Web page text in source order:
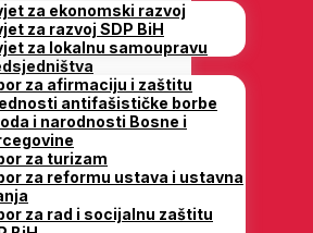
za ekonomski razvoj
za razvoj SDP BiH
za lokalnu samoupravu
za afirmaciju i zaštitu
antifašističke borbe
i narodnosti Bosne i
za turizam
za reformu ustava i ustavna
za rad i socijalnu zaštitu